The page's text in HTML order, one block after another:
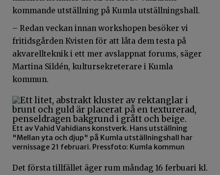
kommande utställning på Kumla utställningshall.
– Redan veckan innan workshopen besöker vi
fritidsgården Kvisten för att låta dem testa på
akvarellteknik i ett mer avslappnat forums, säger
Martina Sildén, kultursekreterare i Kumla
kommun.
Ett av Vahid Vahidians konstverk. Hans utställning
"Mellan yta och djup" på Kumla utställningshall har
vernissage 21 februari. Pressfoto: Kumla kommun
Det första tillfället äger rum måndag 16 ferbuari kl.